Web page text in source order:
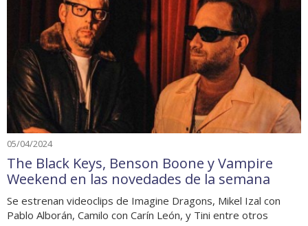
05/04/2024
The Black Keys, Benson Boone y Vampire
Weekend en las novedades de la semana
Se estrenan videoclips de Imagine Dragons, Mikel Izal con
Pablo Alborán, Camilo con Carín León, y Tini entre otros